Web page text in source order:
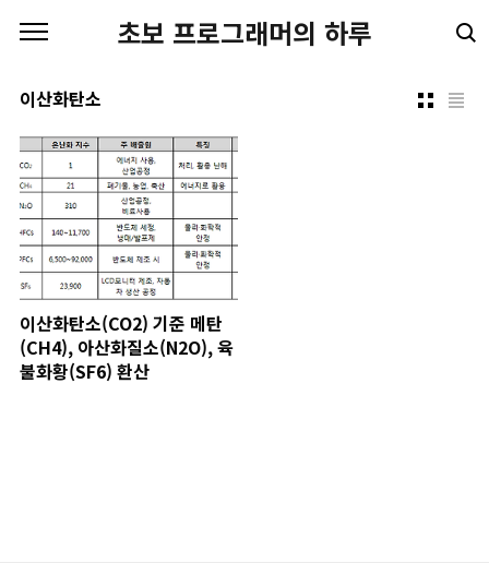
초보 프로그래머의 하루
이산화탄소
이산화탄소(CO2) 기준 메탄
(CH4), 아산화질소(N2O), 육
불화황(SF6) 환산